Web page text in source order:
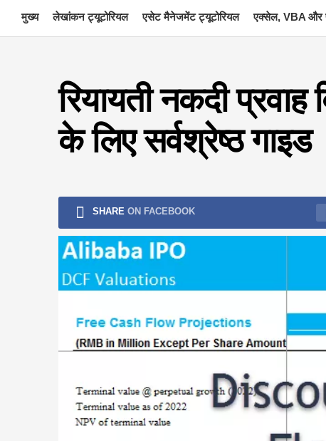
content
मुख्य लेखांकन ट्यूटोरियल एसेट मैनेजमेंट ट्यूटोरियल एक्सेल, VBA और
रियायती नकदी
के लिए सर्वश्रेष्ठ गाइड
SHARE ON FACEBOOK